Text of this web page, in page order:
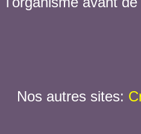
Nos autres sites: